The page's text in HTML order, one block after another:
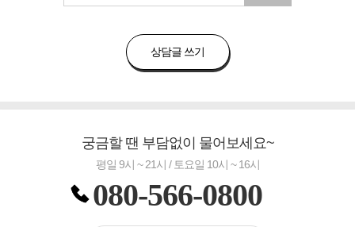
상담글 쓰기
궁금할 땐 부담없이 물어보세요~
평일 9시 ~ 21시 / 토요일 10시 ~ 16시
080-566-0800